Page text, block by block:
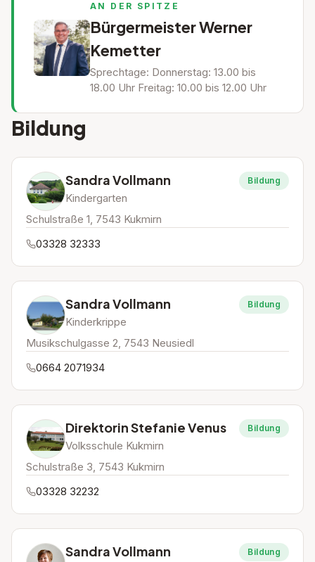
AN DER SPITZE
Bürgermeister Werner
Kemetter
Sprechtage: Donnerstag: 13.00 bis
18.00 Uhr Freitag: 10.00 bis 12.00 Uhr
Bildung
Sandra Vollmann
Kindergarten
Bildung
Schulstraße 1, 7543 Kukmirn
03328 32333
Sandra Vollmann
Kinderkrippe
Bildung
Musikschulgasse 2, 7543 Neusiedl
0664 2071934
Direktorin Stefanie Venus
Volksschule Kukmirn
Bildung
Schulstraße 3, 7543 Kukmirn
03328 32232
Sandra Vollmann Bildung